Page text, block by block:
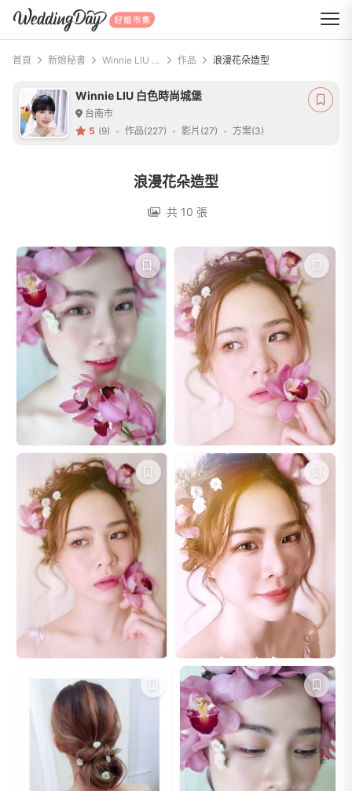
WeddingDay 好婚市集
首頁 新娘秘書 Winnie LIU 白色時尚城堡 作品 浪漫花朵造型
Winnie LIU 白色時尚城堡
台南市
5 (9) 作品(227) 影片(27) 方案(3)
浪漫花朵造型
共 10 張